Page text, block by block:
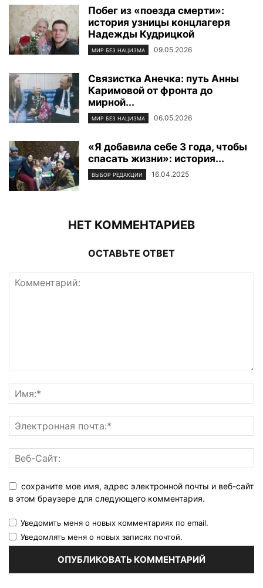
Побег из «поезда смерти»:
история узницы концлагеря
Надежды Кудрицкой
МИР БЕЗ НАЦИЗМА 09.05.2026
Связистка Анечка: путь Анны
Каримовой от фронта до
мирной...
МИР БЕЗ НАЦИЗМА 06.05.2026
«Я добавила себе 3 года, чтобы
спасать жизни»: история...
ВЫБОР РЕДАКЦИИ 16.04.2025
НЕТ КОММЕНТАРИЕВ
ОСТАВЬТЕ ОТВЕТ
сохраните мое имя, адрес электронной почты и веб-сайт
в этом браузере для следующего комментария.
Уведомить меня о новых комментариях по email.
Уведомлять меня о новых записях почтой.